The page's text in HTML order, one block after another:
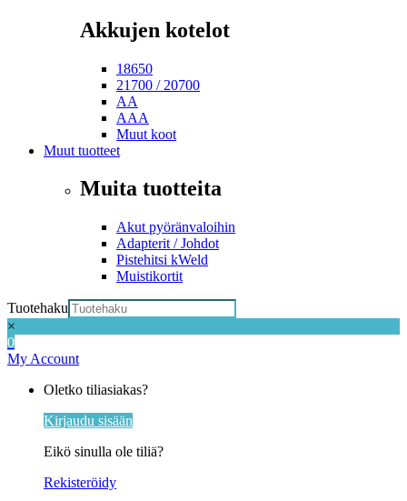
Akkujen kotelot
18650
21700 / 20700
AA
AAA
Muut koot
Muut tuotteet
Muita tuotteita
Akut pyöränvaloihin
Adapterit / Johdot
Pistehitsi kWeld
Muistikortit
Tuotehaku
×
0
My Account
Oletko tiliasiakas?
Kirjaudu sisään
Eikö sinulla ole tiliä?
Rekisteröidy